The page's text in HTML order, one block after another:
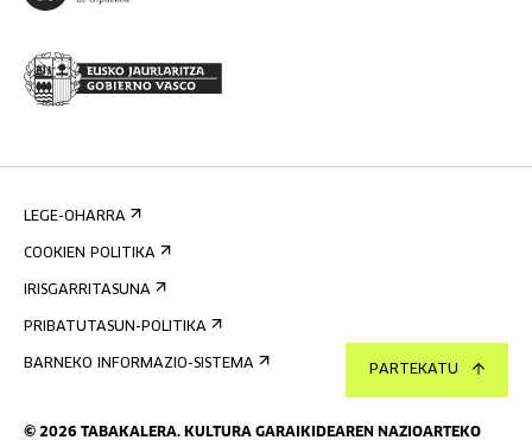
PARTEKATU
© 2026 TABAKALERA. KULTURA GARAIKIDEAREN NAZIOARTEKO
LEGE-OHARRA
COOKIEN POLITIKA
IRISGARRITASUNA
PRIBATUTASUN-POLITIKA
BARNEKO INFORMAZIO-SISTEMA